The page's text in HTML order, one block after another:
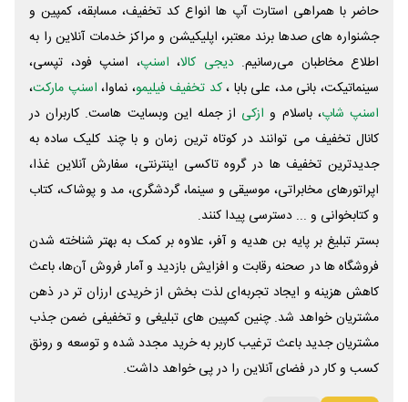
حاضر با همراهی استارت آپ ها انواع کد تخفیف، مسابقه، کمپین و
جشنواره های صدها برند معتبر، اپلیکیشن و مراکز خدمات آنلاین را به
اطلاع مخاطبان می‌رسانیم. دیجی کالا، اسنپ، اسنپ فود، تپسی،
سینماتیکت، بانی مد، علی‌ بابا ،کد تخفیف فیلیمو، نماوا، اسنپ مارکت،
اسنپ شاپ، باسلام و ازکی از جمله این وبسایت ‌هاست. کاربران در
کانال تخفیف می توانند در کوتاه ترین زمان و با چند کلیک ساده به
جدیدترین تخفیف ها در گروه تاکسی اینترنتی، سفارش آنلاین غذا،
اپراتورهای مخابراتی، موسیقی و سینما، گردشگری، مد و پوشاک، کتاب
و کتابخوانی و ... دسترسی پیدا کنند.
بستر تبلیغ بر پایه بن هدیه و آفر، علاوه بر کمک به بهتر شناخته شدن
فروشگاه ها در صحنه رقابت و افزایش بازدید و آمار فروش آن‌ها، باعث
کاهش هزینه و ایجاد تجربه‌ای لذت بخش از خریدی ارزان تر در ذهن
مشتریان خواهد شد. چنین کمپین های تبلیغی و تخفیفی ضمن جذب
مشتریان جدید باعث ترغیب کاربر به خرید مجدد شده و توسعه و رونق
کسب و کار در فضای آنلاین را در پی خواهد داشت.